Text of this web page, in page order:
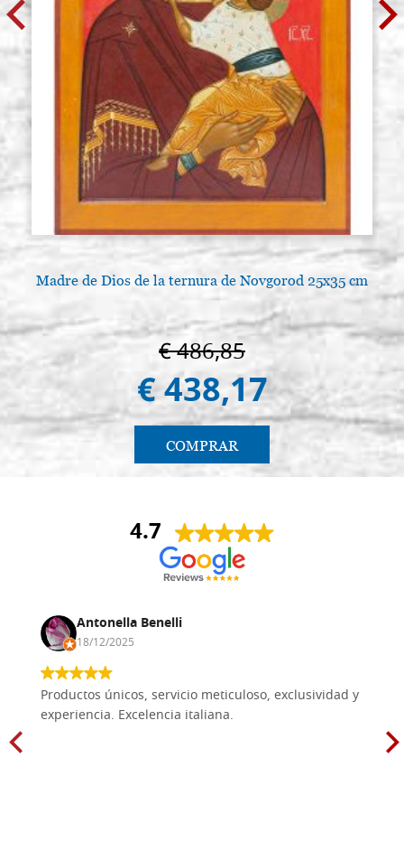
Madre de Dios de la ternura de Novgorod 25x35 cm
€ 486,85
€ 438,17
COMPRAR
4.7
Antonella Benelli
18/12/2025
Productos únicos, servicio meticuloso, exclusividad y
experiencia. Excelencia italiana.